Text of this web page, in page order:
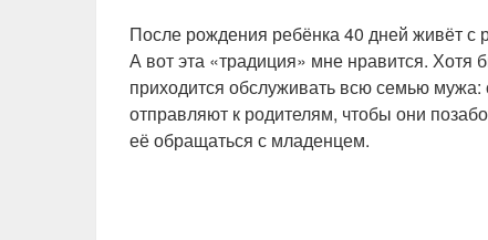
После рождения ребёнка 40 дней живёт с
А вот эта «традиция» мне нравится.
приходится обслуживать всю семью мужа:
отправляют к родителям, чтобы они
её обращаться с младенцем.